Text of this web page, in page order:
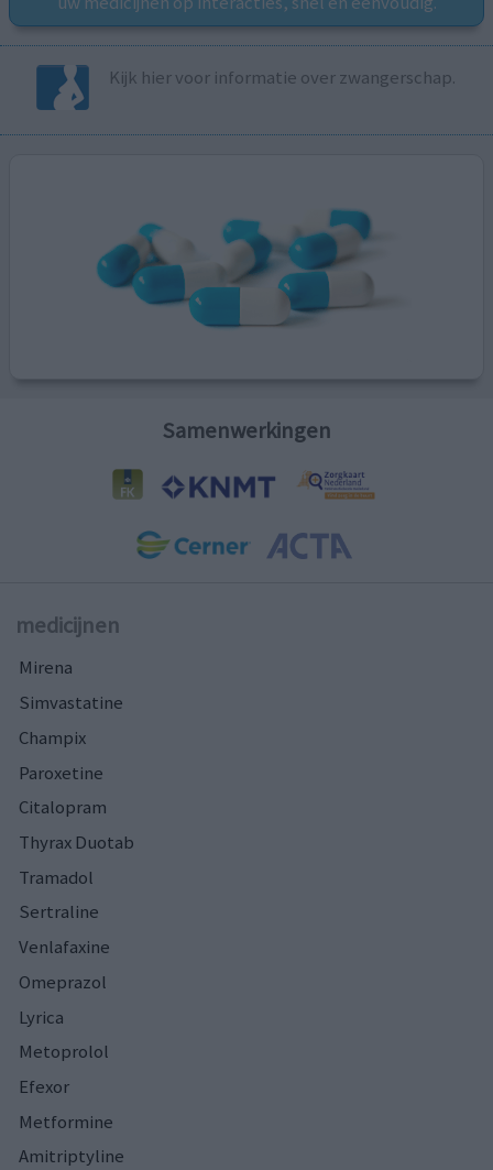
Kijk hier voor informatie over zwangerschap.
Samenwerkingen
medicijnen
Mirena
Simvastatine
Champix
Paroxetine
Citalopram
Thyrax Duotab
Tramadol
Sertraline
Venlafaxine
Omeprazol
Lyrica
Metoprolol
Efexor
Metformine
Amitriptyline